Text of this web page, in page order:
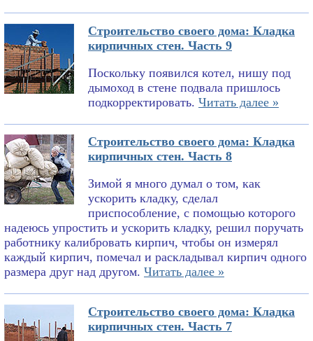
Строительство своего дома: Кладка
кирпичных стен. Часть 9
Поскольку появился котел, нишу под
дымоход в стене подвала пришлось
подкорректировать. Читать далее »
Строительство своего дома: Кладка
кирпичных стен. Часть 8
Зимой я много думал о том, как
ускорить кладку, сделал
приспособление, с помощью которого
надеюсь упростить и ускорить кладку, решил поручать
работнику калибровать кирпич, чтобы он измерял
каждый кирпич, помечал и раскладывал кирпич одного
размера друг над другом. Читать далее »
Строительство своего дома: Кладка
кирпичных стен. Часть 7